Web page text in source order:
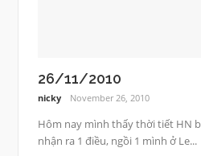
26/11/2010
nicky November 26, 2010
Hôm nay mình thấy thời tiết HN
nhận ra 1 điều, ngồi 1 mình ở Le...